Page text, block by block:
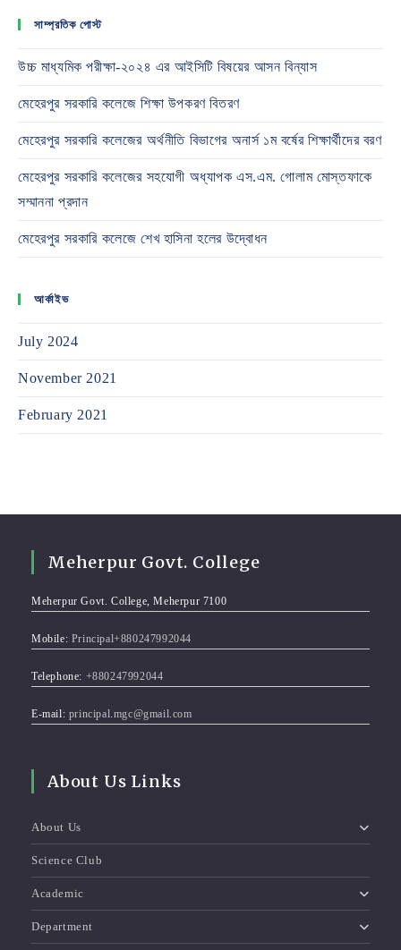
সাম্প্রতিক পোস্ট
উচ্চ মাধ্যমিক পরীক্ষা-২০২৪ এর আইসিটি বিষয়ের আসন বিন্যাস
মেহেরপুর সরকারি কলেজে শিক্ষা উপকরণ বিতরণ
মেহেরপুর সরকারি কলেজের অর্থনীতি বিভাগের অনার্স ১ম বর্ষের শিক্ষার্থীদের বরণ
মেহেরপুর সরকারি কলেজের সহযোগী অধ্যাপক এস.এম. গোলাম মোস্তফাকে
সম্মাননা প্রদান
মেহেরপুর সরকারি কলেজে শেখ হাসিনা হলের উদ্বোধন
আর্কাইভ
July 2024
November 2021
February 2021
Meherpur Govt. College
Meherpur Govt. College, Meherpur 7100
Mobile: Principal+880247992044
Telephone: +880247992044
E-mail: principal.mgc@gmail.com
About Us Links
About Us
Science Club
Academic
Department